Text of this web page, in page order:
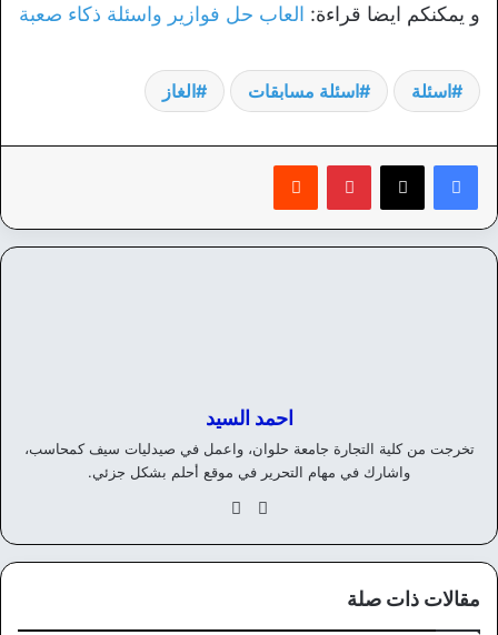
و يمكنكم ايضا قراءة: العاب حل فوازير واسئلة ذكاء صعبة
اسئلة اسئلة مسابقات الغاز
بينتيريست
احمد السيد
تخرجت من كلية التجارة جامعة حلوان، واعمل في صيدليات سيف كمحاسب،
واشارك في مهام التحرير في موقع أحلم بشكل جزئي.
موق
الويوك
مقالات ذات صلة